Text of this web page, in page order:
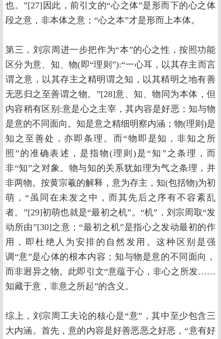
也。”[27]因此，前引文的“心之体”是形而下的心之体
段之意，非本体之意；“心之本”才是形而上本体。
第三，刘宗周进一步把作为“本”的心之性，按照功能
区分为意、知、物(即“理则”):“一心耳，以其存主而言
谓之意，以其存主之精明谓之知，以其精明之地有善
无恶归之至善谓之物。”[28]意、知、物同为本体，但
内容稍有区别:意是心之主宰，其内容是好恶；知与物
是意的不同面向。知是意之精细明察内涵；物(理则)是
知之至善处，亦即条理。而“物即是知，非知之所
照”的准确表述，是指物(理则)是“知”之条理，而
非“知”之对象。物与知的关系犹如理为气之条理，并
非两物。按黄宗羲的解释，意为存主，知(包括物)为初
萌，“虽同在未发之中，而其先后之序有不容紊乱
者。”[29]初萌也就是“最初之机”。“机”，刘宗周取“发
动所由”[30]之意；“最初之机”是指心之发动最初的作
用，即杜绝人为安排的自然发用。这种区别是强
调“意”是心体的根本内容；知与物是意的不同面向，
而非迥异之物。此即引文“意蕴于心，非心之所发……
知藏于意，非意之所起”的含义。
综上，刘宗周工夫论的核心是“意”，其中至少包含三
大内涵。首先，意的内容是好善恶恶之好恶，“意有好